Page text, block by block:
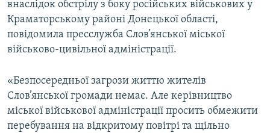
внаслідок обстрілу з боку російських військових у
Краматорському районі Донецької області,
повідомила пресслужба Слов’янської міської
військово-цивільної адміністрації.
«Безпосередньої загрози життю жителів
Слов’янської громади немає. Але керівництво
міської військової адміністрації просить обмежити
перебування на відкритому повітрі та щільно